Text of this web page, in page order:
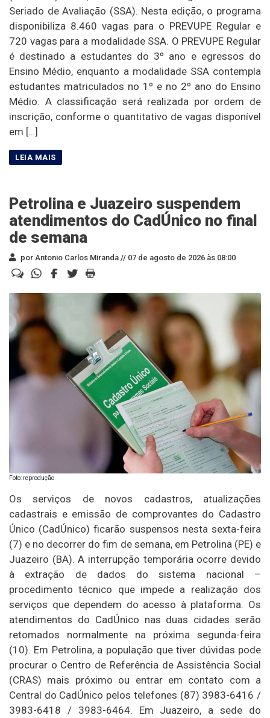
Seriado de Avaliação (SSA). Nesta edição, o programa
disponibiliza 8.460 vagas para o PREVUPE Regular e
720 vagas para a modalidade SSA. O PREVUPE Regular
é destinado a estudantes do 3º ano e egressos do
Ensino Médio, enquanto a modalidade SSA contempla
estudantes matriculados no 1º e no 2º ano do Ensino
Médio. A classificação será realizada por ordem de
inscrição, conforme o quantitativo de vagas disponível
em […]
Petrolina e Juazeiro suspendem
atendimentos do CadÚnico no final
de semana
por Antonio Carlos Miranda // 07 de agosto de 2026 às 08:00
Foto: reprodução
Os serviços de novos cadastros, atualizações
cadastrais e emissão de comprovantes do Cadastro
Único (CadÚnico) ficarão suspensos nesta sexta-feira
(7) e no decorrer do fim de semana, em Petrolina (PE) e
Juazeiro (BA). A interrupção temporária ocorre devido
à extração de dados do sistema nacional –
procedimento técnico que impede a realização dos
serviços que dependem do acesso à plataforma. Os
atendimentos do CadÚnico nas duas cidades serão
retomados normalmente na próxima segunda-feira
(10). Em Petrolina, a população que tiver dúvidas pode
procurar o Centro de Referência de Assistência Social
(CRAS) mais próximo ou entrar em contato com a
Central do CadÚnico pelos telefones (87) 3983-6416 /
3983-6418 / 3983-6464. Em Juazeiro, a sede do